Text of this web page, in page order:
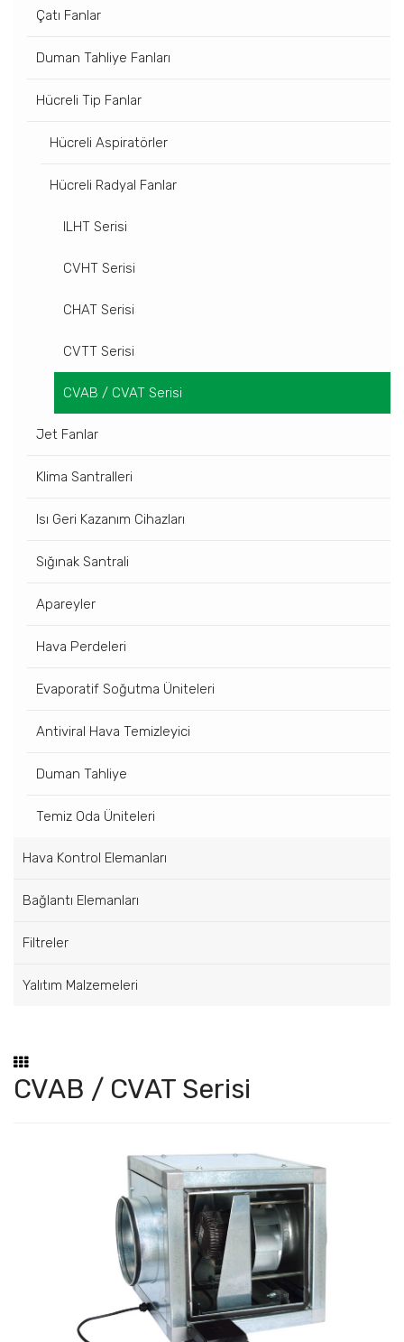
Çatı Fanlar
Duman Tahliye Fanları
Hücreli Tip Fanlar
Hücreli Aspiratörler
Hücreli Radyal Fanlar
ILHT Serisi
CVHT Serisi
CHAT Serisi
CVTT Serisi
CVAB / CVAT Serisi
Jet Fanlar
Klima Santralleri
Isı Geri Kazanım Cihazları
Sığınak Santrali
Apareyler
Hava Perdeleri
Evaporatif Soğutma Üniteleri
Antiviral Hava Temizleyici
Duman Tahliye
Temiz Oda Üniteleri
Hava Kontrol Elemanları
Bağlantı Elemanları
Filtreler
Yalıtım Malzemeleri
CVAB / CVAT Serisi